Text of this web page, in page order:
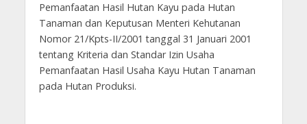
Pemanfaatan Hasil Hutan Kayu pada Hutan
Tanaman dan Keputusan Menteri Kehutanan
Nomor 21/Kpts-II/2001 tanggal 31 Januari 2001
tentang Kriteria dan Standar Izin Usaha
Pemanfaatan Hasil Usaha Kayu Hutan Tanaman
pada Hutan Produksi.